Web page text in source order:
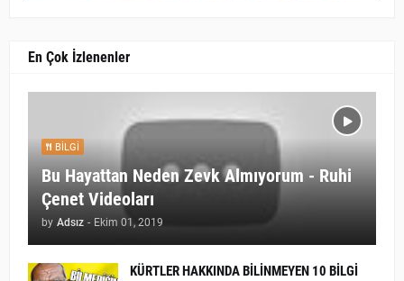
En Çok İzlenenler
BILGI
Bu Hayattan Neden Zevk Almıyorum - Ruhi
Çenet Videoları
by Adsız - Ekim 01, 2019
KÜRTLER HAKKINDA BİLİNMEYEN 10 BİLGİ